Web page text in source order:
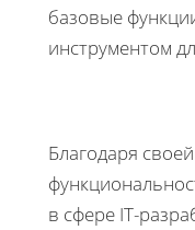
базовые
инструментом
Благодаря
в сфере IT-